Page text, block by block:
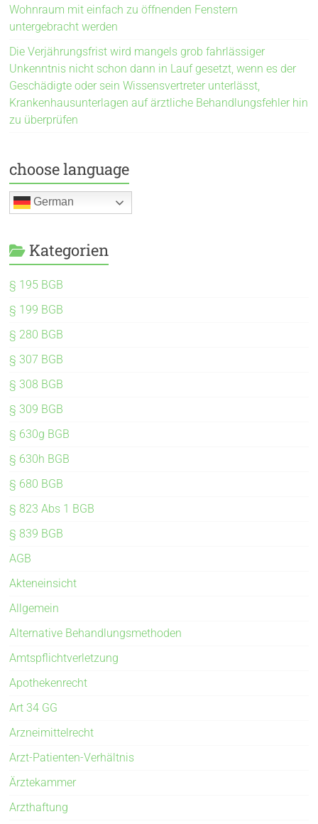
Wohnraum mit einfach zu öffnenden Fenstern
untergebracht werden
Die Verjährungsfrist wird mangels grob fahrlässiger
Unkenntnis nicht schon dann in Lauf gesetzt, wenn es der
Geschädigte oder sein Wissensvertreter unterlässt,
Krankenhausunterlagen auf ärztliche Behandlungsfehler hin
zu überprüfen
choose language
German
Kategorien
§ 195 BGB
§ 199 BGB
§ 280 BGB
§ 307 BGB
§ 308 BGB
§ 309 BGB
§ 630g BGB
§ 630h BGB
§ 680 BGB
§ 823 Abs 1 BGB
§ 839 BGB
AGB
Akteneinsicht
Allgemein
Alternative Behandlungsmethoden
Amtspflichtverletzung
Apothekenrecht
Art 34 GG
Arzneimittelrecht
Arzt-Patienten-Verhältnis
Ärztekammer
Arzthaftung